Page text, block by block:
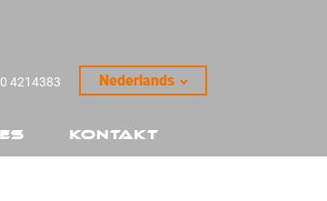
4214383‬ Nederlands
Kontakt